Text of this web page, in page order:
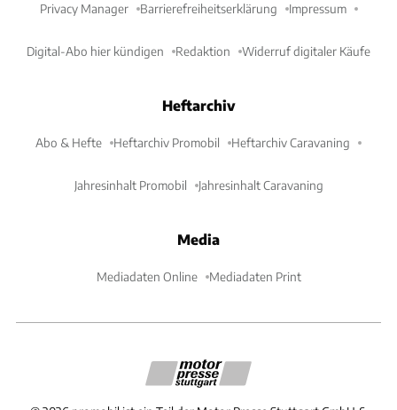
Privacy Manager Barrierefreiheitserklärung Impressum
Digital-Abo hier kündigen Redaktion Widerruf digitaler Käufe
Heftarchiv
Abo & Hefte Heftarchiv Promobil Heftarchiv Caravaning
Jahresinhalt Promobil Jahresinhalt Caravaning
Media
Mediadaten Online Mediadaten Print